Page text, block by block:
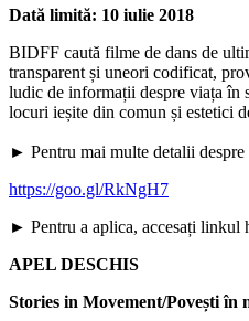
Dată limită: 10 iulie 2018
BIDFF caută filme de dans de
transparent și uneori codificat,
ludic de informații despre viața în
locuri ieșite din comun și estetici
► Pentru mai multe detalii
https://goo.gl/RkNgH7
► Pentru a aplica, accesați linkul
APEL DESCHIS
Stories in Movement/Povești în